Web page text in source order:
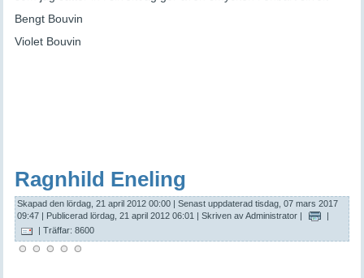
Bengt Bouvin
Violet Bouvin
Ragnhild Eneling
Skapad den lördag, 21 april 2012 00:00 |Senast uppdaterad tisdag, 07 mars 2017
09:47
Publicerad lördag, 21 april 2012 06:01 |Skriven av Administrator
| Träffar: 8600